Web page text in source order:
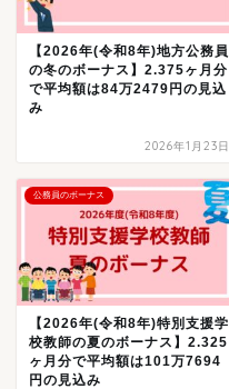
【2026年(令和8年)地方公務員
の冬のボーナス】2.375ヶ月分
で平均額は84万2479円の見込
み
2026年1月23日
公務員のボーナス
【2026年(令和8年)特別支援学
校教師の夏のボーナス】2.325
ヶ月分で平均額は101万7694
円の見込み